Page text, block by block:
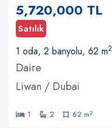
5,720,000 TL
Satılık
1 oda, 2 banyolu, 62 m2
Daire
Liwan / Dubai
1 2 62 m2